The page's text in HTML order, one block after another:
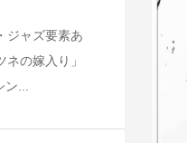
ジャズ要素あ
の嫁入り」
...